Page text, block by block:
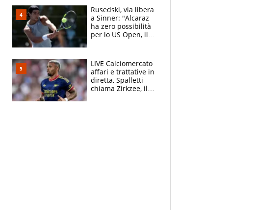
Infantino
Rusedski, via libera
a Sinner: "Alcaraz
ha zero possibilità
per lo US Open, il
LIVE Calciomercato
affari e trattative in
diretta, Spalletti
chiama Zirkzee, il